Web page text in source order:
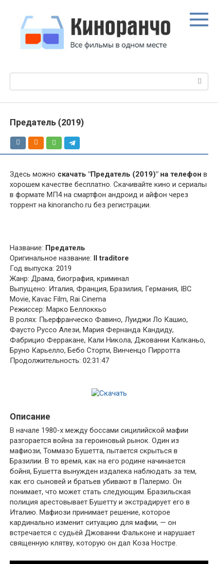
контенту
Предатель (2019)
Здесь можно скачать "Предатель (2019)" на телефон в
хорошем качестве бесплатно. Скачивайте кино и сериалы
в формате МП4 на смартфон андроид и айфон через
торрент на kinorancho.ru без регистрации.
Название: Предатель
Оригинальное название: Il traditore
Год выпуска: 2019
Жанр: Драма, биография, криминал
Выпущено: Италия, Франция, Бразилия, Германия, IBC
Movie, Kavac Film, Rai Cinema
Режиссер: Марко Беллоккьо
В ролях: Пьерфранческо Фавино, Луиджи Ло Кашио,
Фаусто Руссо Алези, Мария Фернанда Кандиду,
Фабрицио Ферракане, Кали Никола, Джованни Калканьо,
Бруно Карьелло, Бебо Сторти, Винченцо Пирротта
Продолжительность: 02:31:47
Описание
В начале 1980-х между боссами сицилийской мафии
разгорается война за героиновый рынок. Один из
мафиози, Томмазо Бушетта, пытается скрыться в
Бразилии. В то время, как на его родине начинается
бойня, Бушетта вынужден издалека наблюдать за тем,
как его сыновей и братьев убивают в Палермо. Он
понимает, что может стать следующим. Бразильская
полиция арестовывает Бушетту и экстрадирует его в
Италию. Мафиози принимает решение, которое
кардинально изменит ситуацию для мафии, — он
встречается с судьёй Джованни Фальконе и нарушает
священную клятву, которую он дал Коза Ностре.